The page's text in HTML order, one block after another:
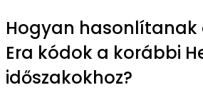
Hogyan hasonlítanak
Era kódok a korábbi
időszakokhoz?